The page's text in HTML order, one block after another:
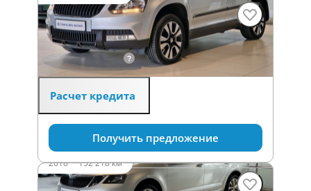
SKODA Yeti
1.6 л (110 л.с.), МКПП, бензин, передний
1 299 000 ₽
Расчет кредита
Получить предложение
2018·152 218 км
SKODA Octavia